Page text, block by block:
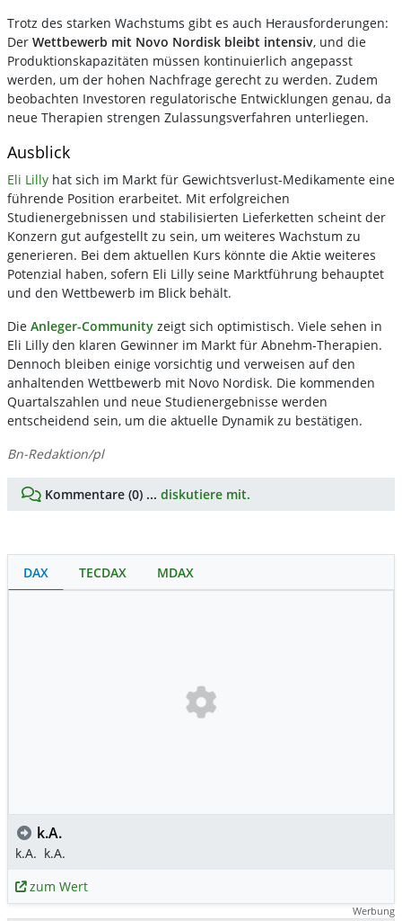
Trotz des starken Wachstums gibt es auch Herausforderungen:
Der Wettbewerb mit Novo Nordisk bleibt intensiv, und die
Produktionskapazitäten müssen kontinuierlich angepasst
werden, um der hohen Nachfrage gerecht zu werden. Zudem
beobachten Investoren regulatorische Entwicklungen genau, da
neue Therapien strengen Zulassungsverfahren unterliegen.
Ausblick
Eli Lilly hat sich im Markt für Gewichtsverlust-Medikamente eine
führende Position erarbeitet. Mit erfolgreichen
Studienergebnissen und stabilisierten Lieferketten scheint der
Konzern gut aufgestellt zu sein, um weiteres Wachstum zu
generieren. Bei dem aktuellen Kurs könnte die Aktie weiteres
Potenzial haben, sofern Eli Lilly seine Marktführung behauptet
und den Wettbewerb im Blick behält.
Die Anleger-Community zeigt sich optimistisch. Viele sehen in
Eli Lilly den klaren Gewinner im Markt für Abnehm-Therapien.
Dennoch bleiben einige vorsichtig und verweisen auf den
anhaltenden Wettbewerb mit Novo Nordisk. Die kommenden
Quartalszahlen und neue Studienergebnisse werden
entscheidend sein, um die aktuelle Dynamik zu bestätigen.
Bn-Redaktion/pl
Kommentare (0) ... diskutiere mit.
DAX TECDAX MDAX
k.A.
k.A. k.A.
zum Wert
Werbung